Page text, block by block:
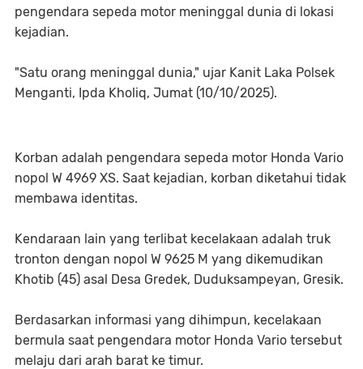
pengendara sepeda motor meninggal dunia di lokasi
kejadian.
"Satu orang meninggal dunia," ujar Kanit Laka Polsek
Menganti, Ipda Kholiq, Jumat (10/10/2025).
Korban adalah pengendara sepeda motor Honda Vario
nopol W 4969 XS. Saat kejadian, korban diketahui tidak
membawa identitas.
Kendaraan lain yang terlibat kecelakaan adalah truk
tronton dengan nopol W 9625 M yang dikemudikan
Khotib (45) asal Desa Gredek, Duduksampeyan, Gresik.
Berdasarkan informasi yang dihimpun, kecelakaan
bermula saat pengendara motor Honda Vario tersebut
melaju dari arah barat ke timur.